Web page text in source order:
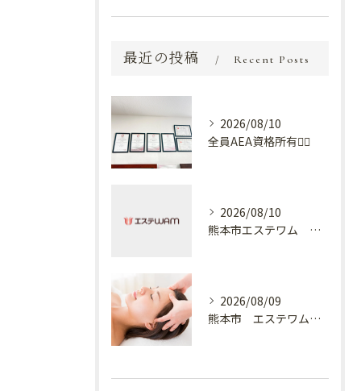
最近の投稿 Recent Posts
2026/08/10
全員AEA資格所有💆‍♀️
2026/08/10
熊本市エステワム 熊本店 下着
2026/08/09
熊本市 エステワム熊本店 癒しのクールヘッドマッサージ♬